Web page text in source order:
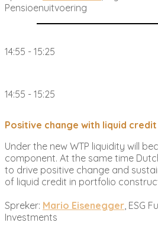
Pensioenuitvoering
14:55 - 15:25
14:55 - 15:25
Positive change with liquid credit
Under the new WTP liquidity will
component. At the same time
to drive positive change and
of liquid credit in portfolio
Spreker: Mario Eisenegger, ESG
Investments